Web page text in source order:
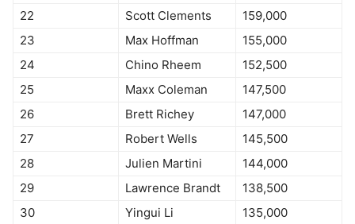
22 Scott Clements
159,000
23
Max Hoffman
155,000
24
Chino Rheem
152,500
25
Maxx Coleman
147,500
26
Brett Richey
147,000
27
Robert Wells
145,500
28
Julien Martini
144,000
29
Lawrence Brandt
138,500
30
Yingui Li
135,000